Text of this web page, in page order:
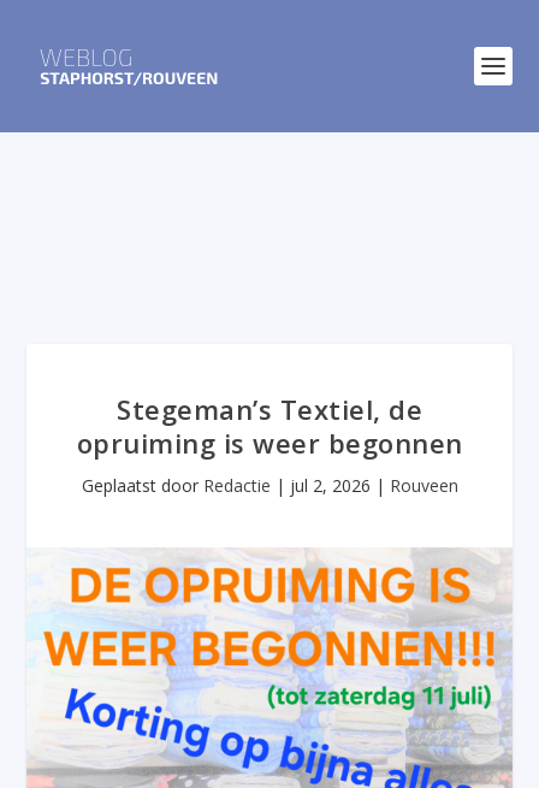
Stegeman’s Textiel, de
opruiming is weer begonnen
Geplaatst door Redactie | jul 2, 2026 | Rouveen